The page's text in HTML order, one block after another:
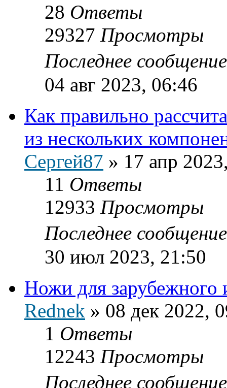
28 Ответы
29327 Просмотры
Последнее
04 авг 2023, 06:46
Как правильно
из нескольких
Сергей87 » 17 апр
11 Ответы
12933 Просмотры
Последнее
30 июл 2023, 21:50
Ножи для зарубежного
Rednek » 08 дек 2022,
1 Ответы
12243 Просмотры
Последнее